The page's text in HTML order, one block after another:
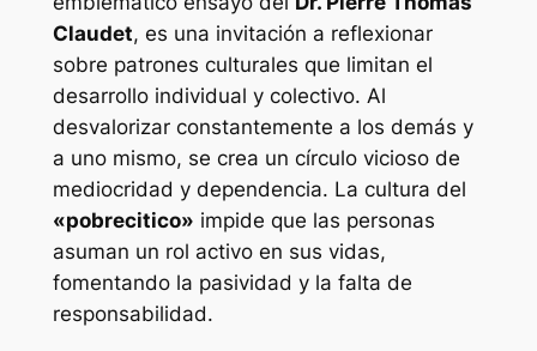
Claudet, es una invitación a reflexionar
sobre patrones culturales que limitan el
desarrollo individual y colectivo. Al
desvalorizar constantemente a los demás y
a uno mismo, se crea un círculo vicioso de
mediocridad y dependencia. La cultura del
«pobrecitico» impide que las personas
asuman un rol activo en sus vidas,
fomentando la pasividad y la falta de
responsabilidad.